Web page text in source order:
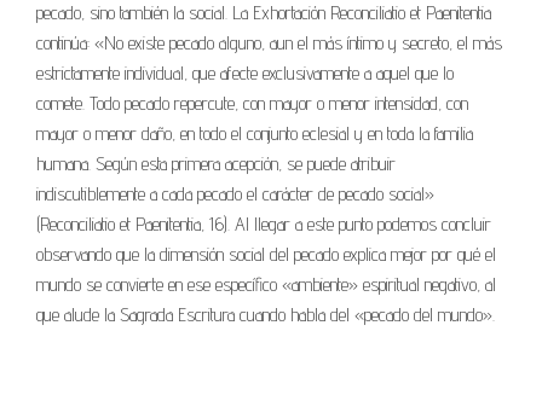
pecado, sino también la social. La Exhortación Reconciliatio et Paenitentia
continúa: «No existe pecado alguno, aun el más íntimo y secreto, el más
estrictamente individual, que afecte exclusivamente a aquel que lo
comete. Todo pecado repercute, con mayor o menor intensidad, con
mayor o menor daño, en todo el conjunto eclesial y en toda la familia
humana. Según esta primera acepción, se puede atribuir
indiscutiblemente a cada pecado el carácter de pecado social»
(Reconciliatio et Paenitentia, 16). Al llegar a este punto podemos concluir
observando que la dimensión social del pecado explica mejor por qué el
mundo se convierte en ese específico «ambiente» espiritual negativo, al
que alude la Sagrada Escritura cuando habla del «pecado del mundo».